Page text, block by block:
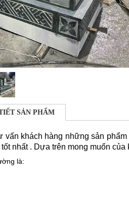
SẢN PHẨM
vấn khách hàng những sản
nhất . Dựa trên mong muốn của
là: